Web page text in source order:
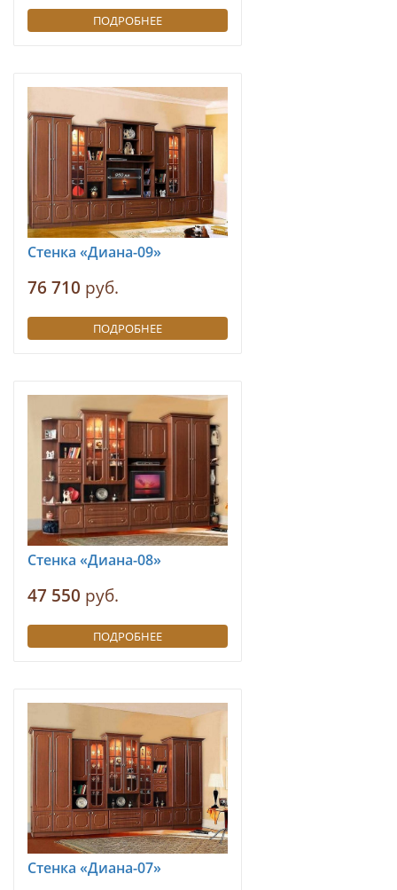
ПОДРОБНЕЕ
Стенка «Диана-09»
76 710 руб.
ПОДРОБНЕЕ
Стенка «Диана-08»
47 550 руб.
ПОДРОБНЕЕ
Стенка «Диана-07»